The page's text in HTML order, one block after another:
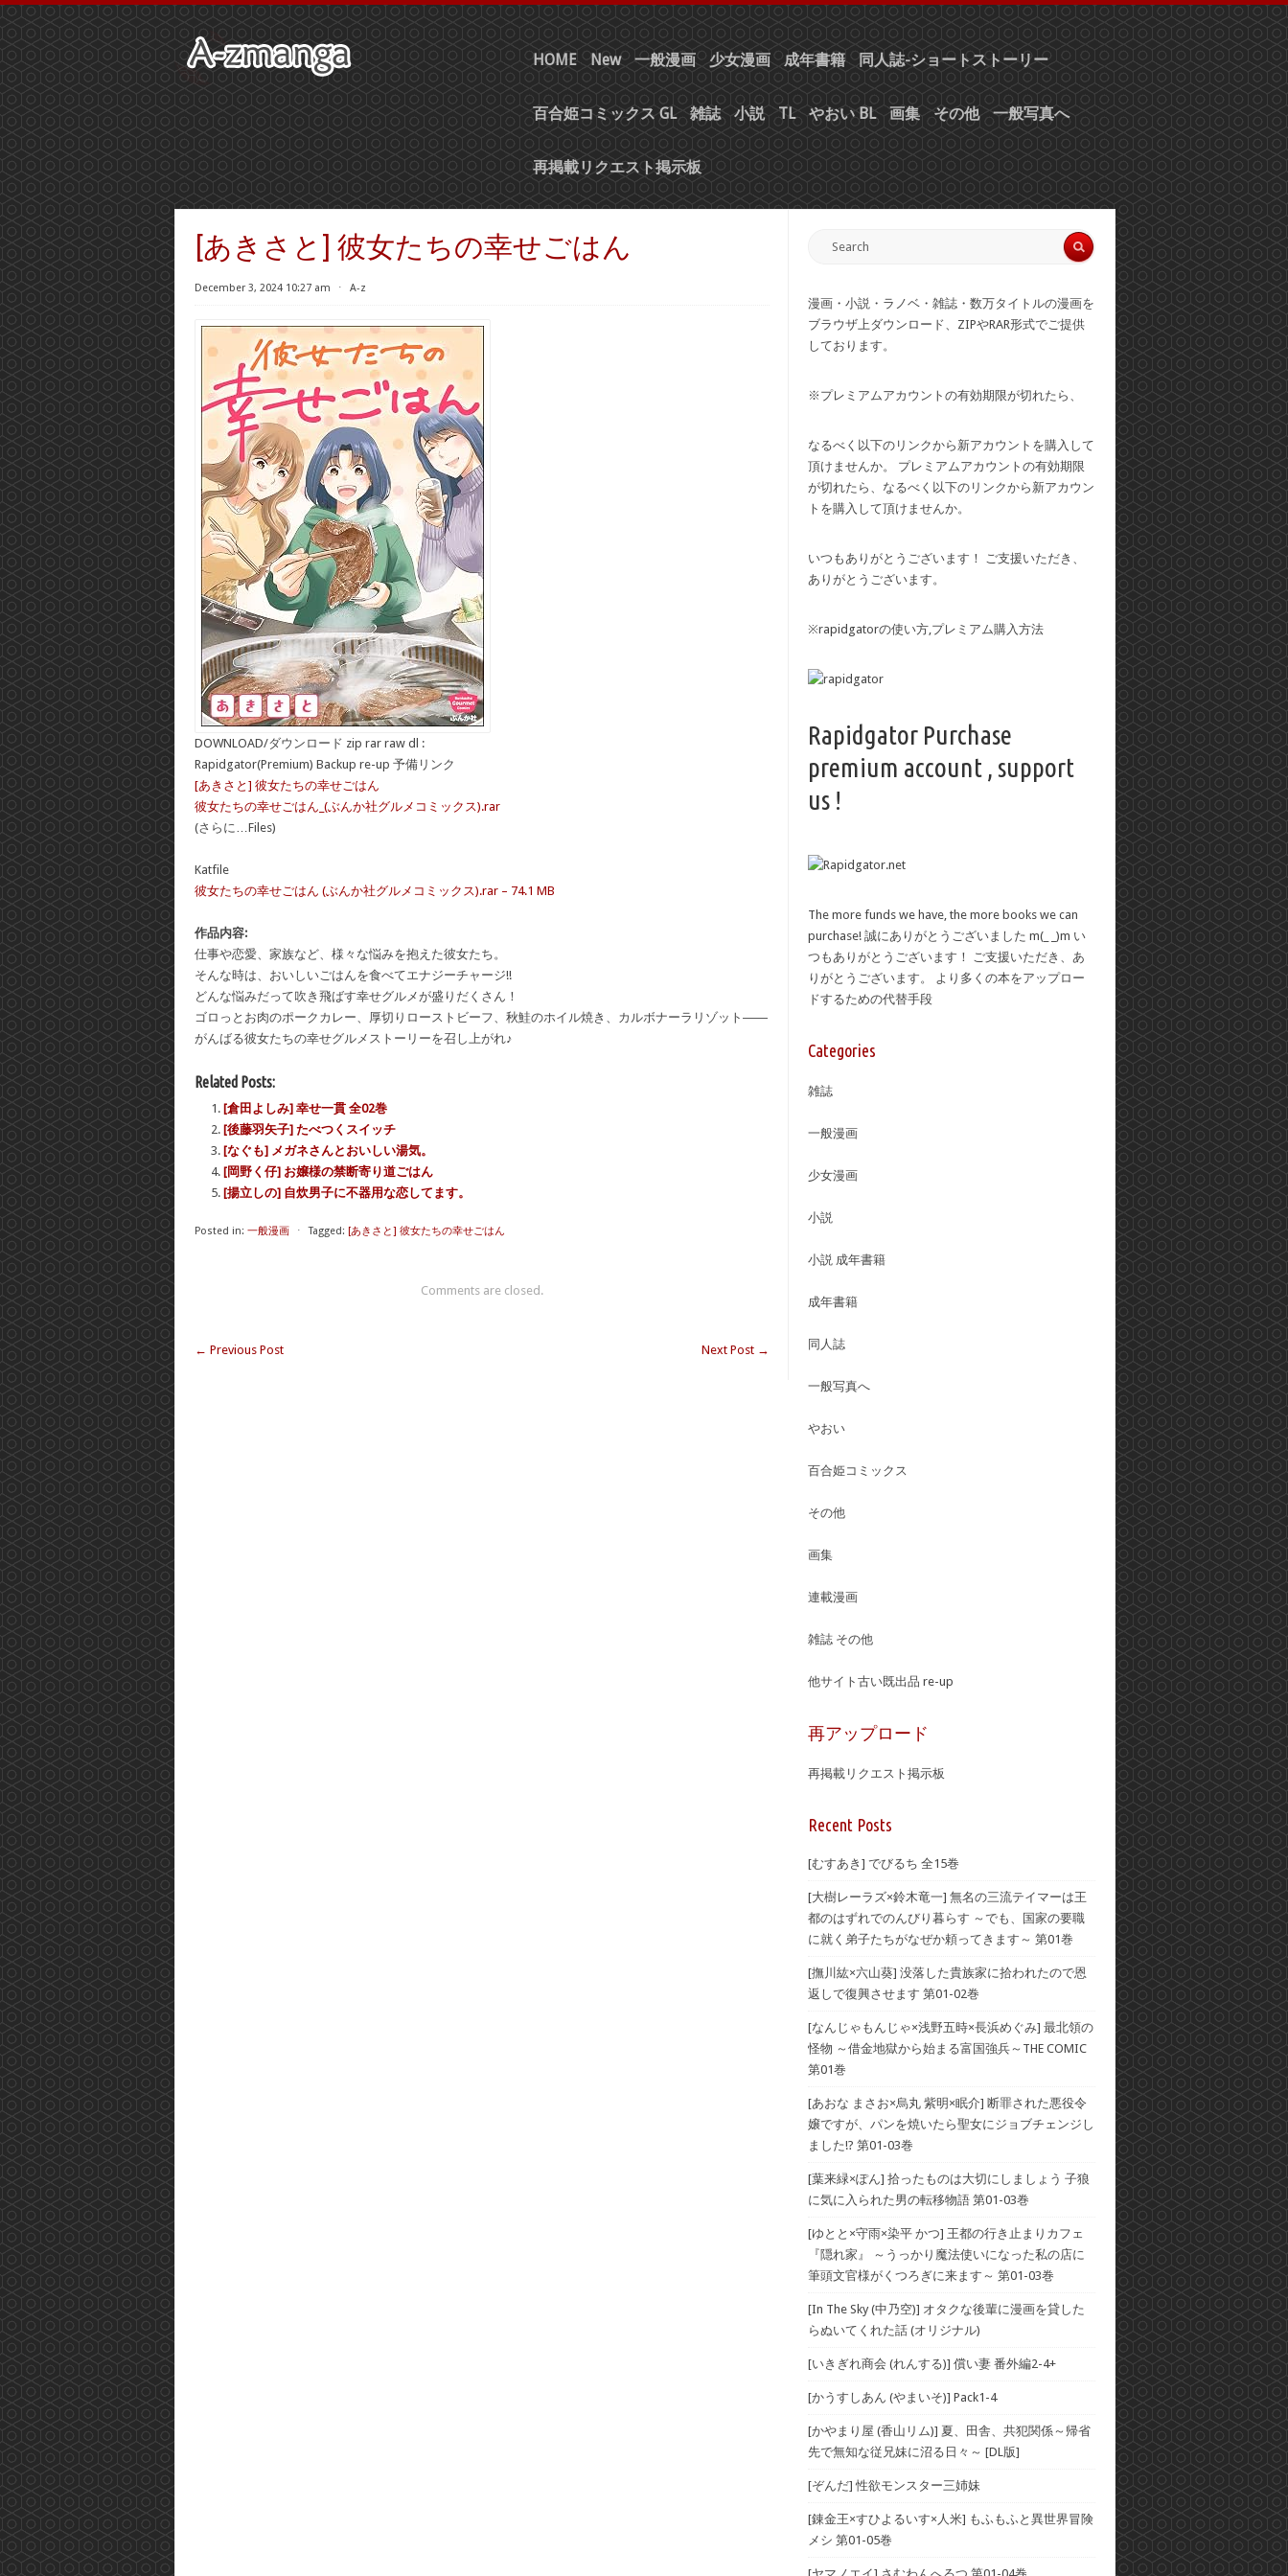
HOME New 一般漫画 少女漫画 成年書籍 同人誌-ショートストーリー
百合姫コミックス GL 雑誌 小説 TL やおい BL 画集 その他 一般写真へ
再掲載リクエスト掲示板
[あきさと] 彼女たちの幸せごはん
December 3, 2024 10:27 am ⋅ A-z
DOWNLOAD/ダウンロード zip rar raw dl :
Rapidgator(Premium) Backup re-up 予備リンク
[あきさと] 彼女たちの幸せごはん
彼女たちの幸せごはん_(ぶんか社グルメコミックス).rar
(さらに…Files)
Katfile
彼女たちの幸せごはん (ぶんか社グルメコミックス).rar – 74.1 MB
作品内容:
仕事や恋愛、家族など、様々な悩みを抱えた彼女たち。
そんな時は、おいしいごはんを食べてエナジーチャージ!!
どんな悩みだって吹き飛ばす幸せグルメが盛りだくさん！
ゴロっとお肉のポークカレー、厚切りローストビーフ、秋鮭のホイル焼き、カルボナーラリゾット――
がんばる彼女たちの幸せグルメストーリーを召し上がれ♪
Related Posts:
[倉田よしみ] 幸せ一貫 全02巻
[後藤羽矢子] たべつくスイッチ
[なぐも] メガネさんとおいしい湯気。
[岡野く仔] お嬢様の禁断寄り道ごはん
[揚立しの] 自炊男子に不器用な恋してます。
Posted in: 一般漫画 ⋅ Tagged: [あきさと] 彼女たちの幸せごはん
Comments are closed.
← Previous Post Next Post →
漫画・小説・ラノベ・雑誌・数万タイトルの漫画を
ブラウザ上ダウンロード、ZIPやRAR形式でご提供
しております。
※プレミアムアカウントの有効期限が切れたら、
なるべく以下のリンクから新アカウントを購入して
頂けませんか。 プレミアムアカウントの有効期限
が切れたら、なるべく以下のリンクから新アカウン
トを購入して頂けませんか。
いつもありがとうございます！ ご支援いただき、
ありがとうございます。
※rapidgatorの使い方,プレミアム購入方法
Rapidgator Purchase
premium account , support
us !
The more funds we have, the more books we can
purchase! 誠にありがとうございました m(_ _)m い
つもありがとうございます！ ご支援いただき、あ
りがとうございます。 より多くの本をアップロー
ドするための代替手段
Categories
雑誌
一般漫画
少女漫画
小説
小説 成年書籍
成年書籍
同人誌
一般写真へ
やおい
百合姫コミックス
その他
画集
連載漫画
雑誌 その他
他サイト古い既出品 re-up
再アップロード
再掲載リクエスト掲示板
Recent Posts
[むすあき] でびるち 全15巻
[大樹レーラズ×鈴木竜一] 無名の三流テイマーは王
都のはずれでのんびり暮らす ～でも、国家の要職
に就く弟子たちがなぜか頼ってきます～ 第01巻
[撫川紘×六山葵] 没落した貴族家に拾われたので恩
返しで復興させます 第01-02巻
[なんじゃもんじゃ×浅野五時×長浜めぐみ] 最北領の
怪物 ～借金地獄から始まる富国強兵～THE COMIC
第01巻
[あおな まさお×烏丸 紫明×眠介] 断罪された悪役令
嬢ですが、パンを焼いたら聖女にジョブチェンジし
ました!? 第01-03巻
[葉来緑×ぽん] 拾ったものは大切にしましょう 子狼
に気に入られた男の転移物語 第01-03巻
[ゆとと×守雨×染平 かつ] 王都の行き止まりカフェ
『隠れ家』 ～うっかり魔法使いになった私の店に
筆頭文官様がくつろぎに来ます～ 第01-03巻
[In The Sky (中乃空)] オタクな後輩に漫画を貸した
らぬいてくれた話 (オリジナル)
[いきぎれ商会 (れんする)] 償い妻 番外編2-4+
[かうすしあん (やまいそ)] Pack1-4
[かやまり屋 (香山リム)] 夏、田舎、共犯関係～帰省
先で無知な従兄妹に沼る日々～ [DL版]
[ぞんだ] 性欲モンスター三姉妹
[錬金王×すひよるいす×人米] もふもふと異世界冒険
メシ 第01-05巻